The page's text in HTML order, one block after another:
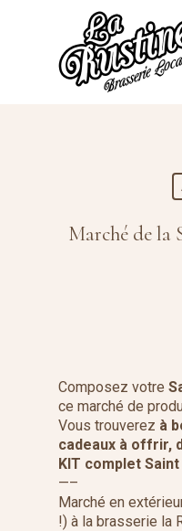
Marché de la
Composez votre
ce marché de
Vous trouverez à
cadeaux à offrir,
KIT complet
—–
Marché en
!) à la brasserie la